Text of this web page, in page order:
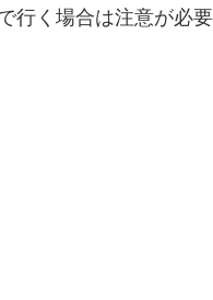
行く場合は注意が必